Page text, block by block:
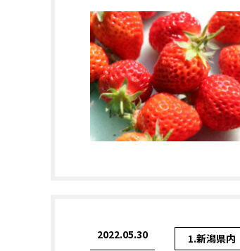
2022.05.30 1.新潟県内